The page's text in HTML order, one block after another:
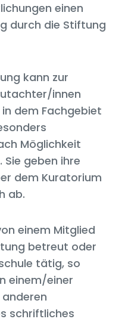
einen
durch die Stiftung
kann zur
innen
in dem Fachgebiet
Möglichkeit
Sie geben ihre
dem Kuratorium
ab.
einem Mitglied
betreut oder
tätig, so
einem/einer
schriftliches